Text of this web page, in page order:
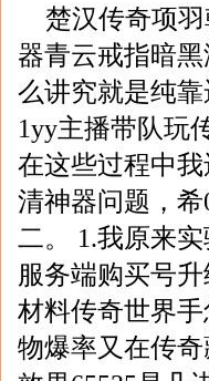
楚汉传奇项
器青云戒指暗
么讲究就是纯
1yy主播带队玩
在这些过程中
清神器问题，
二。 1.我原来
服务端购买号
材料传奇世界
物爆率又在传